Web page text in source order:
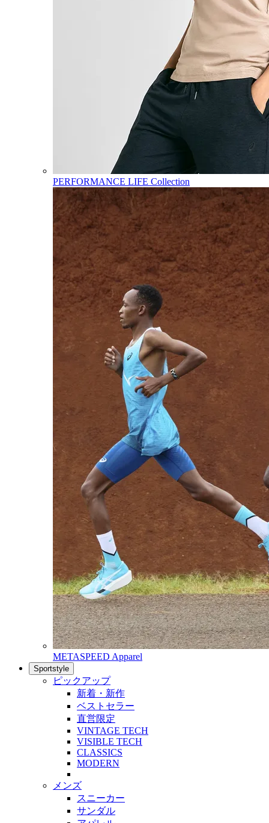
PERFORMANCE LIFE Collection
METASPEED Apparel
Sportstyle
ピックアップ
新着・新作
ベストセラー
直営限定
VINTAGE TECH
VISIBLE TECH
CLASSICS
MODERN
メンズ
スニーカー
サンダル